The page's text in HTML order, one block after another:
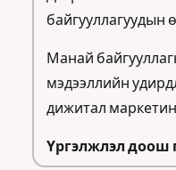
байгууллагуудын
Манай
мэдээллийн
дижитал
Үргэлжлэл доош